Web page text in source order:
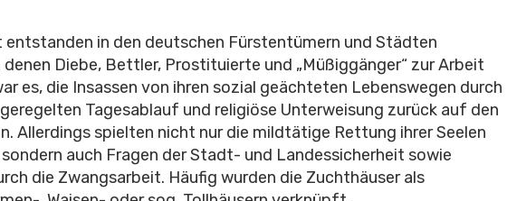
entstanden in den deutschen Fürstentümern und Städten
Diebe, Bettler, Prostituierte und „Müßiggänger“ zur Arbeit
es, die Insassen von ihren sozial geächteten Lebenswegen durch
Tagesablauf und religiöse Unterweisung zurück auf den
Allerdings spielten nicht nur die mildtätige Rettung ihrer Seelen
auch Fragen der Stadt- und Landessicherheit sowie
die Zwangsarbeit. Häufig wurden die Zuchthäuser als